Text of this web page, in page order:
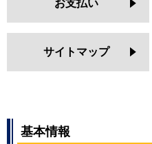
お支払い
サイトマップ
基本情報